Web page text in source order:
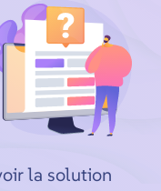
la solution